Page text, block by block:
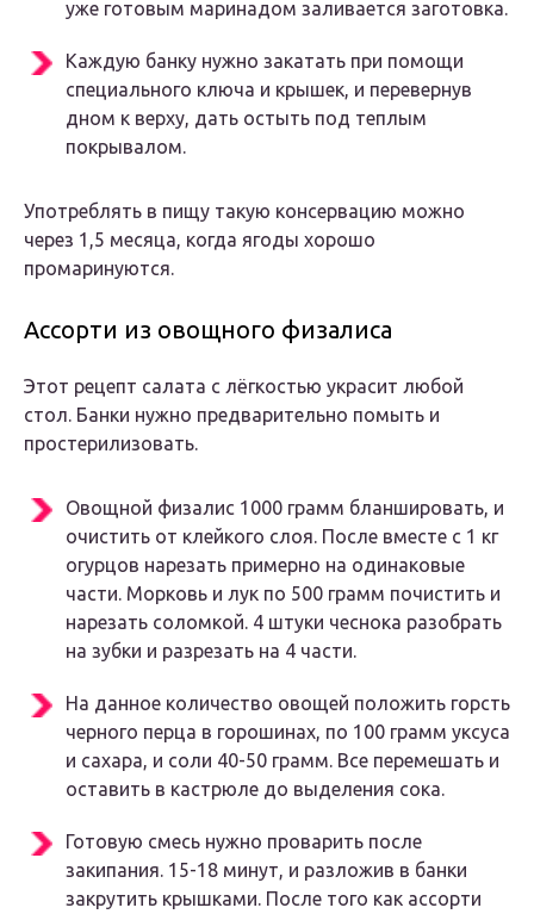
уже готовым маринадом заливается заготовка.
Каждую банку нужно закатать при помощи
специального ключа и крышек, и перевернув
дном к верху, дать остыть под теплым
покрывалом.
Употреблять в пищу такую консервацию можно
через 1,5 месяца, когда ягоды хорошо
промаринуются.
Ассорти из овощного физалиса
Этот рецепт салата с лёгкостью украсит любой
стол. Банки нужно предварительно помыть и
простерилизовать.
Овощной физалис 1000 грамм бланшировать, и
очистить от клейкого слоя. После вместе с 1 кг
огурцов нарезать примерно на одинаковые
части. Морковь и лук по 500 грамм почистить и
нарезать соломкой. 4 штуки чеснока разобрать
на зубки и разрезать на 4 части.
На данное количество овощей положить горсть
черного перца в горошинах, по 100 грамм уксуса
и сахара, и соли 40-50 грамм. Все перемешать и
оставить в кастрюле до выделения сока.
Готовую смесь нужно проварить после
закипания. 15-18 минут, и разложив в банки
закрутить крышками. После того как ассорти